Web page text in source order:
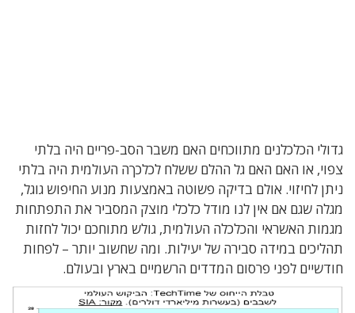
גדולי הכלכלנים מתווכחים האם משבר הסב-פריים היה בלתי
צפוי, או האם האם גל ההלם ששלח לכלכךה העולמית היה בלתי
ניתן לחיזוי. אולם בדיקה פשוטה באמצעות מנוע החיפוש גוגל,
מגלה שגם אם אין לנו מודל כלכלי מוצק המסביר את התפתחות
מגמות האשראי והכלכלה העולמית, גולש מתוחכם יכול לחזות
תהליכים במידה סבירה של יעילות. ומה שחשוב יותר – לפחות
חודשיים לפני פרסום המדדים הרשמיים בארץ ובעולם.